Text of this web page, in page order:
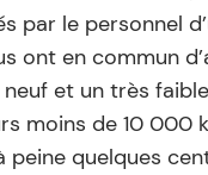
par le personnel
ont en commun
et un très
moins de 10 000
peine quelques